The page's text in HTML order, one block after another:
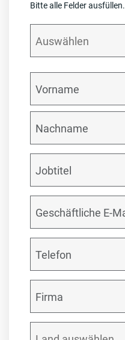
Bitte alle Felder ausfüllen.